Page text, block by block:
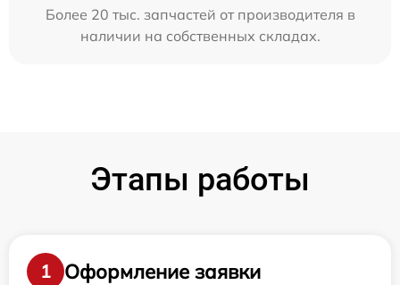
Более 20 тыс. запчастей от производителя в
наличии на собственных складах.
Этапы работы
1
Оформление заявки